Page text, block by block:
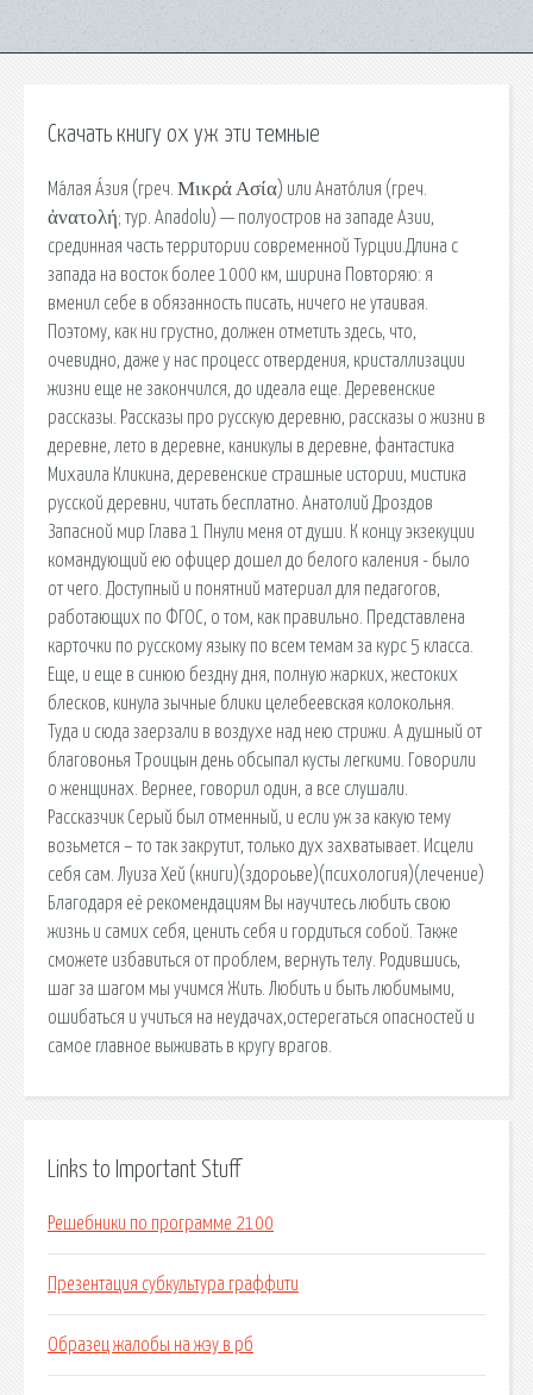
Скачать книгу ох уж эти темные
Ма́лая А́зия (греч. Μικρά Ασία) или Анатóлия (греч.
ἀνατολή; тур. Anadolu) — полуостров на западе Азии,
срединная часть территории современной Турции.Длина с
запада на восток более 1000 км, ширина Повторяю: я
вменил себе в обязанность писать, ничего не утаивая.
Поэтому, как ни грустно, должен отметить здесь, что,
очевидно, даже у нас процесс отвердения, кристаллизации
жизни еще не закончился, до идеала еще. Деревенские
рассказы. Рассказы про русскую деревню, рассказы о жизни в
деревне, лето в деревне, каникулы в деревне, фантастика
Михаила Кликина, деревенские страшные истории, мистика
русской деревни, читать бесплатно. Анатолий Дроздов
Запасной мир Глава 1 Пнули меня от души. К концу экзекуции
командующий ею офицер дошел до белого каления - было
от чего. Доступный и понятний материал для педагогов,
работающих по ФГОС, о том, как правильно. Представлена
карточки по русскому языку по всем темам за курс 5 класса.
Еще, и еще в синюю бездну дня, полную жарких, жестоких
блесков, кинула зычные блики целебеевская колокольня.
Туда и сюда заерзали в воздухе над нею стрижи. А душный от
благовонья Троицын день обсыпал кусты легкими. Говорили
о женщинах. Вернее, говорил один, а все слушали.
Рассказчик Серый был отменный, и если уж за какую тему
возьмется – то так закрутит, только дух захватывает. Исцели
себя сам. Луиза Хей (книги)(здороьве)(психология)(лечение)
Благодаря её рекомендациям Вы научитесь любить свою
жизнь и самих себя, ценить себя и гордиться собой. Также
сможете избавиться от проблем, вернуть телу. Родившись,
шаг за шагом мы учимся Жить. Любить и быть любимыми,
ошибаться и учиться на неудачах,остерегаться опасностей и
самое главное выживать в кругу врагов.
Links to Important Stuff
Решебники по программе 2100
Презентация субкультура граффити
Образец жалобы на жэу в рб